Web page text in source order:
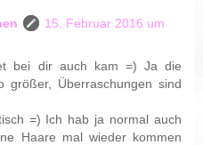
15. Februar 2016 um
bei dir auch kam =) Ja die
größer, Überraschungen sind
=) Ich hab ja normal auch
Haare mal wieder kommen